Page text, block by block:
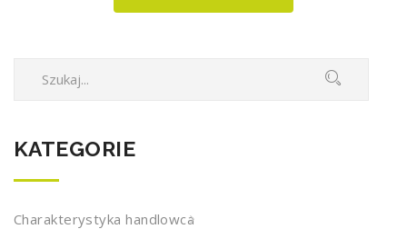
KATEGORIE
Charakterystyka handlowca